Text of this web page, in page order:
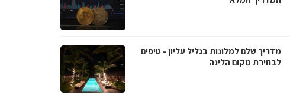
מדריך שלם למלונות בגליל עליון - טיפים
לבחירת מקום הלינה